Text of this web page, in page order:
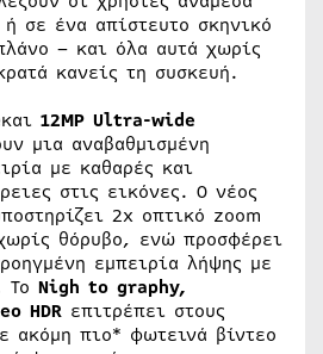
σε ένα απίστευτο σκηνικό
– και όλα αυτά χωρίς
κανείς τη συσκευή.
και 12MP Ultra-wide
μια αναβαθμισμένη
με καθαρές και
στις εικόνες. Ο νέος
2x οπτικό zoom
θόρυβο, ενώ προσφέρει
εμπειρία λήψης με
Το Nigh to graphy,
HDR επιτρέπει στους
ακόμη πιο* φωτεινά βίντεο